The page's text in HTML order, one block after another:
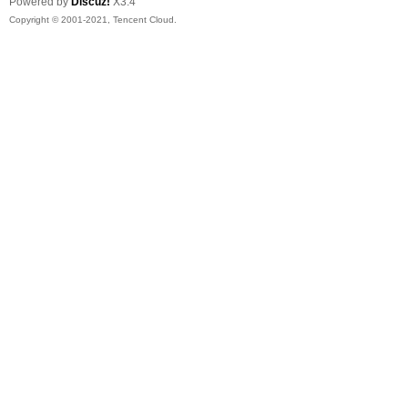
Copyright © 2001-2021, Tencent Cloud.